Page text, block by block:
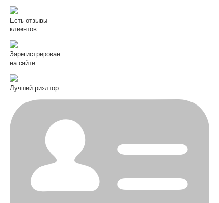
Есть отзывы
клиентов
Зарегистрирован
на сайте
Лучший риэлтор